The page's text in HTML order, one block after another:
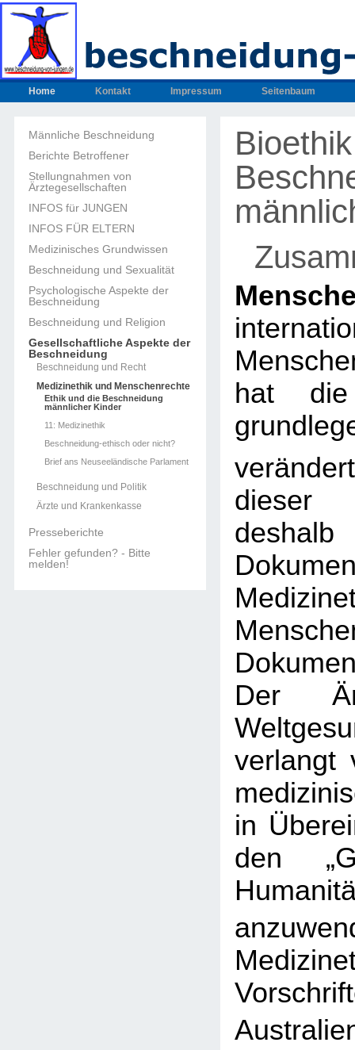
Home Kontakt Impressum Seitenbaum
Männliche Beschneidung
Berichte Betroffener
Stellungnahmen von
Ärztegesellschaften
INFOS für JUNGEN
INFOS FÜR ELTERN
Medizinisches Grundwissen
Beschneidung und Sexualität
Psychologische Aspekte der
Beschneidung
Beschneidung und Religion
Gesellschaftliche Aspekte der
Beschneidung
Beschneidung und Recht
Medizinethik und Menschenrechte
Ethik und die Beschneidung
männlicher Kinder
11: Medizinethik
Beschneidung-ethisch oder nicht?
Brief ans Neuseeländische Parlament
Beschneidung und Politik
Ärzte und Krankenkasse
Presseberichte
Fehler gefunden? - Bitte
melden!
hat die
Der
verlangt
in
den